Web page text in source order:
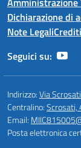
Dichiarazione di
Note LegaliCrediti
Seguici su:
Indirizzo:Via
Centralino:
Email:
Posta elettronica